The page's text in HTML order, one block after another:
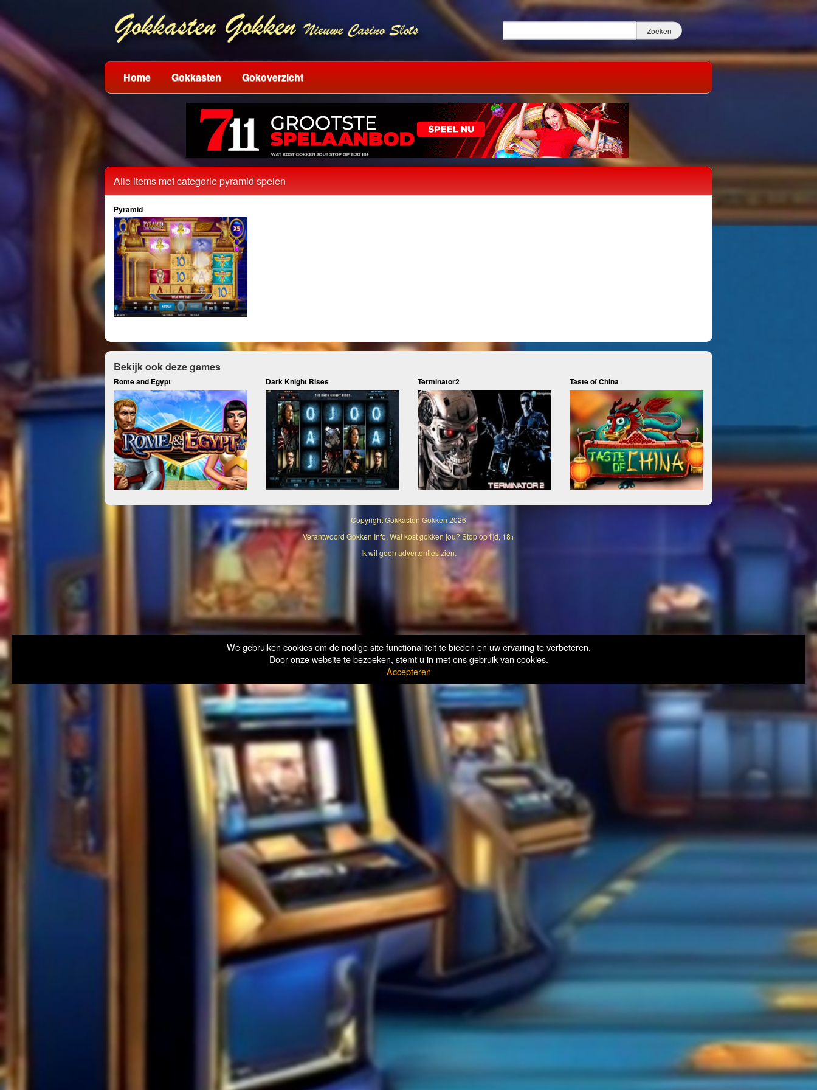
We gebruiken cookies om de nodige site functionaliteit te bieden en uw ervaring te verbeteren.
Door onze website te bezoeken, stemt u in met ons gebruik van cookies.
Accepteren
Home Gokkasten Gokoverzicht
Alle items met categorie pyramid spelen
Pyramid
Bekijk ook deze games
Rome and Egypt Dark Knight Rises Terminator2 Taste of China
CopyrightGokkasten Gokken 2026
Verantwoord Gokken Info, Wat kost gokken jou? Stop op tijd, 18+
Ik wil geen advertenties zien.